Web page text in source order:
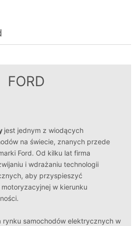
FORD
jest jednym z wiodących
na świecie, znanych przede
Ford. Od kilku lat firma
i wdrażaniu technologii
aby przyspieszyć
w kierunku
rynku samochodów elektrycznych w